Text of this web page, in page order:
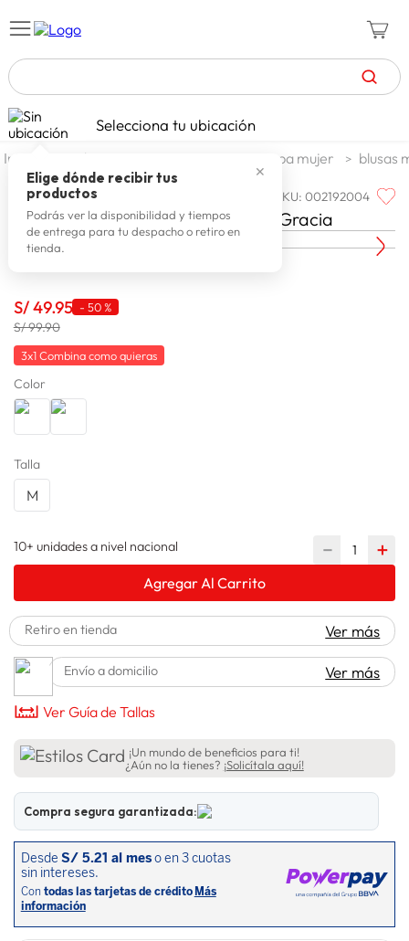
TÉRMINOS MÁS BUSCADOS
1. celulares
2. zapatillas mujer
3. zapatillas hombre
4. moda
6 . tv
7. laptop
8. terrex
9. lavadora
10. spiderman
Selecciona tu ubicación
✕
Elige dónde recibir tus
productos
Podrás ver la disponibilidad y tiempos
de entrega para tu despacho o retiro en
tienda.
moda y accesorios ropa mujer blusas
Q'COOL SKU:002192004
Blusa Manga Larga Mujer Q'cool Gracia
S/49.95 - 50 %
S/ 99.90
3x1 Combina como quieras
Color
Talla
M
10+ unidades a nivel nacional ＋
－
Agregar Al Carrito
Retiro en tienda Ver más
Envío a domicilio Ver más
Ver Guía de Tallas
¡Un mundo de beneficios para ti!
¿Aún no la tienes? ¡Solicítala aquí!
Compra segura garantizada: